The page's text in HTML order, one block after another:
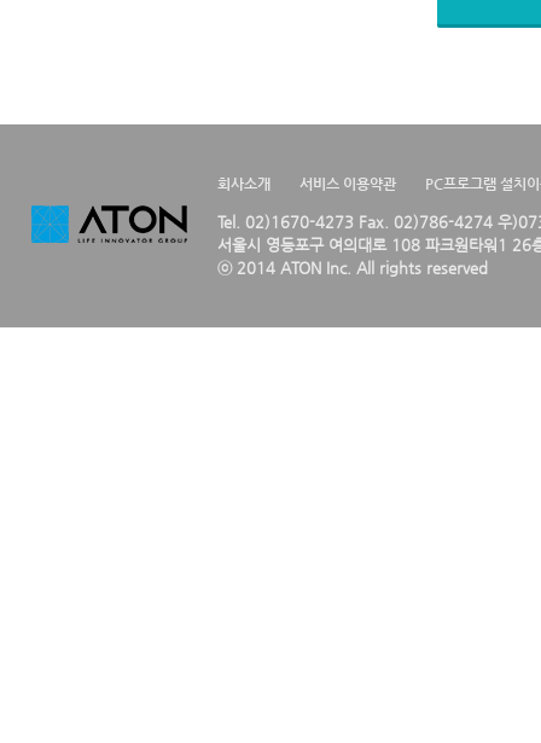
회사소개 서비스 이용약관 PC프로그램 설치
Tel. 02)1670-4273 Fax. 02)786-4274 우
서울시 영등포구 여의대로 108 파크원타워1 26
ⓒ 2014 ATON Inc. All rights reserved